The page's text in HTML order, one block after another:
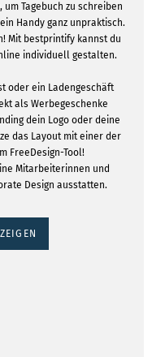
Tagebuch zu schreiben
Handy ganz unpraktisch.
Mit bestprintify kannst du
individuell gestalten.
oder ein Ladengeschäft
als Werbegeschenke
dein Logo oder deine
das Layout mit einer der
FreeDesign-Tool!
Mitarbeiterinnen und
Design ausstatten.